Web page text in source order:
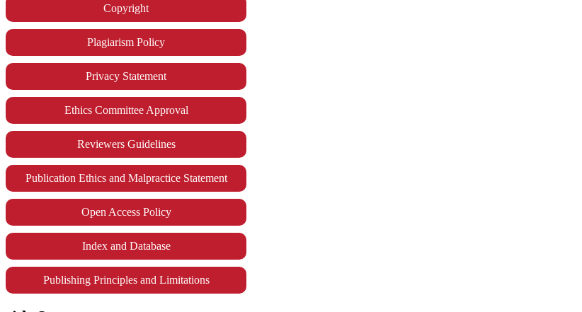
Copyright
Plagiarism Policy
Privacy Statement
Ethics Committee Approval
Reviewers Guidelines
Publication Ethics and Malpractice Statement
Open Access Policy
Index and Database
Publishing Principles and Limitations